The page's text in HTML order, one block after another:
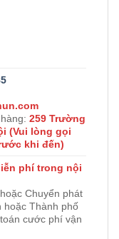
259 Trường
(Vui lòng gọi
khi đến)
phí trong nội
Chuyển phát
hoặc Thành phố
cước phí vận